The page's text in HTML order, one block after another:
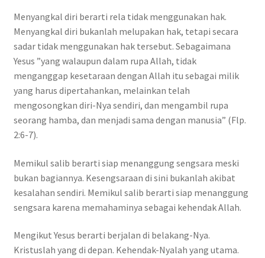
Menyangkal diri berarti rela tidak menggunakan hak.
Menyangkal diri bukanlah melupakan hak, tetapi secara
sadar tidak menggunakan hak tersebut. Sebagaimana
Yesus ”yang walaupun dalam rupa Allah, tidak
menganggap kesetaraan dengan Allah itu sebagai milik
yang harus dipertahankan, melainkan telah
mengosongkan diri-Nya sendiri, dan mengambil rupa
seorang hamba, dan menjadi sama dengan manusia” (Flp.
2:6-7).
Memikul salib berarti siap menanggung sengsara meski
bukan bagiannya. Kesengsaraan di sini bukanlah akibat
kesalahan sendiri. Memikul salib berarti siap menanggung
sengsara karena memahaminya sebagai kehendak Allah.
Mengikut Yesus berarti berjalan di belakang-Nya.
Kristuslah yang di depan. Kehendak-Nyalah yang utama.